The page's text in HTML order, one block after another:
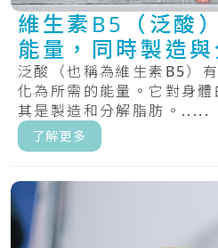
維生素B5（泛酸
能量，同時製造
泛酸（也稱為維生素B5）
化為所需的能量。它對身
其是製造和分解脂肪。.....
了解更多